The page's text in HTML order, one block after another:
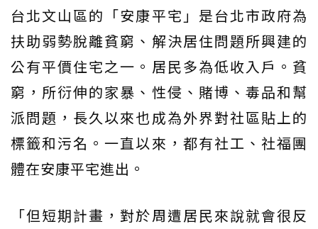
台北文山區的「安康平宅」是台北市政府為
扶助弱勢脫離貧窮、解決居住問題所興建的
公有平價住宅之一。居民多為低收入戶。貧
窮，所衍伸的家暴、性侵、賭博、毒品和幫
派問題，長久以來也成為外界對社區貼上的
標籤和污名。一直以來，都有社工、社福團
體在安康平宅進出。
「但短期計畫，對於周遭居民來說就會很反